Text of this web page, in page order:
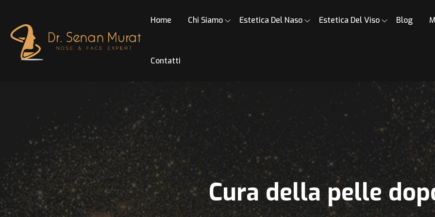
Home Chi Siamo Estetica Del Naso Estetica Del Viso Blog
Contatti
Cura della pelle